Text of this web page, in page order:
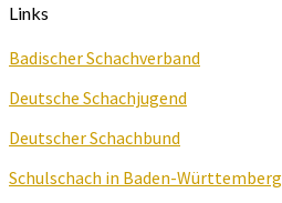
Links
Badischer Schachverband
Deutsche Schachjugend
Deutscher Schachbund
Schulschach in Baden-Württemberg